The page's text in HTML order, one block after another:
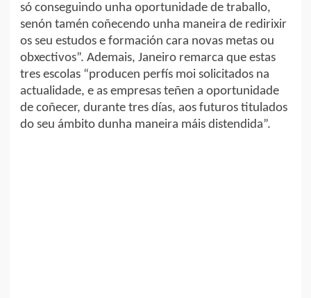
só conseguindo unha oportunidade de traballo,
senón tamén coñecendo unha maneira de redirixir
os seu estudos e formación cara novas metas ou
obxectivos”. Ademais, Janeiro remarca que estas
tres escolas “producen perfís moi solicitados na
actualidade, e as empresas teñen a oportunidade
de coñecer, durante tres días, aos futuros titulados
do seu ámbito dunha maneira máis distendida”.